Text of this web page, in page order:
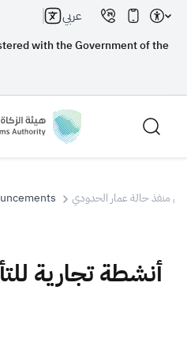
with the Government of the
عربي
في منفذ حالة عمار الحدودي
أنشطة تجارية